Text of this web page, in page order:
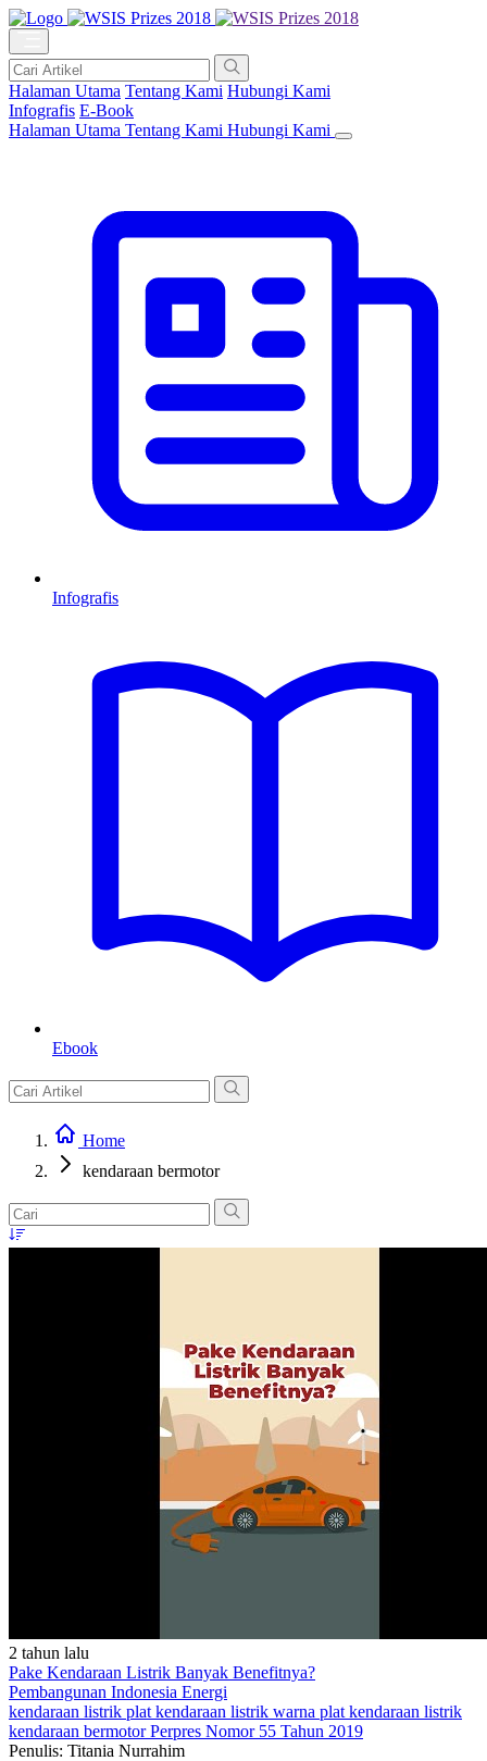
Halaman Utama Tentang Kami Hubungi Kami
Infografis E-Book
Halaman Utama Tentang Kami Hubungi Kami
Infografis
Ebook
Home
kendaraan bermotor
2 tahun lalu
Pake Kendaraan Listrik Banyak Benefitnya?
Pembangunan Indonesia Energi
kendaraan listrik plat kendaraan listrik warna plat kendaraan listrik
kendaraan bermotorPerpres Nomor 55 Tahun 2019
Penulis: Titania Nurrahim